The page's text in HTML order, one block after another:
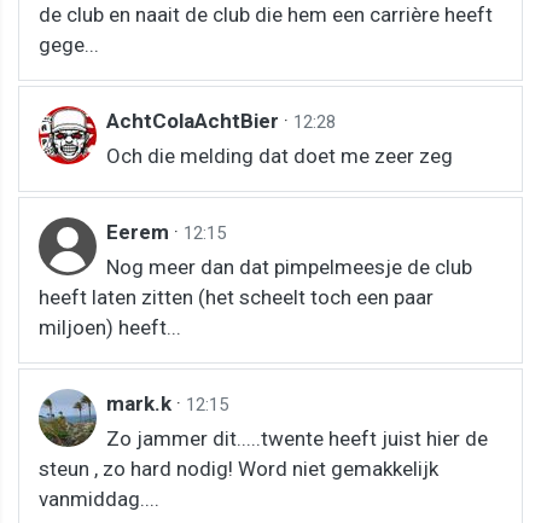
de club en naait de club die hem een carrière heeft
gege...
AchtColaAchtBier · 12:28
Och die melding dat doet me zeer zeg
Eerem · 12:15
Nog meer dan dat pimpelmeesje de club
heeft laten zitten (het scheelt toch een paar
miljoen) heeft...
mark.k · 12:15
Zo jammer dit.....twente heeft juist hier de
steun , zo hard nodig! Word niet gemakkelijk
vanmiddag....